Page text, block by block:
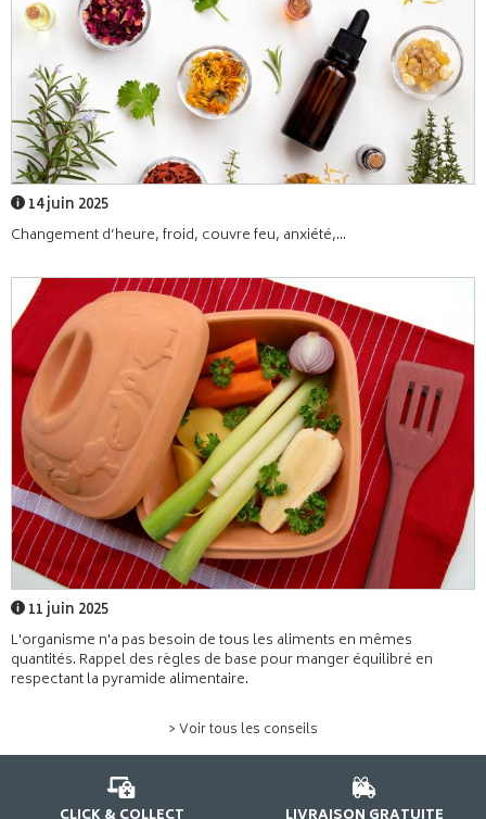
14 juin 2025
Changement d’heure, froid, couvre feu, anxiété,...
11 juin 2025
L'organisme n'a pas besoin de tous les aliments en mêmes
quantités. Rappel des règles de base pour manger équilibré en
respectant la pyramide alimentaire.
> Voir tous les conseils